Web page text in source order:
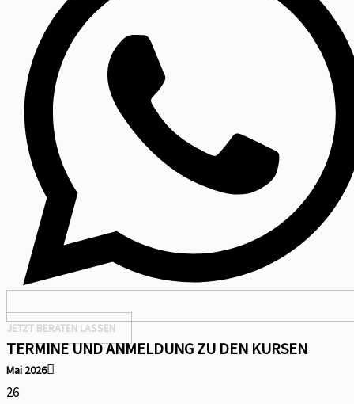
JETZT BERATEN LASSEN
TERMINE UND ANMELDUNG ZU DEN KURSEN
Mai 2026
26